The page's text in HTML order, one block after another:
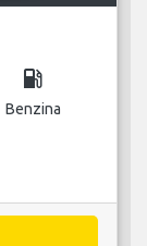
local_gas_station
Benzina